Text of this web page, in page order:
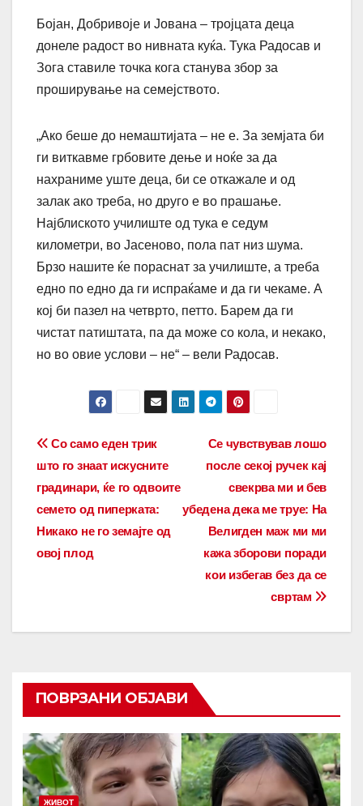
Бојан, Добривоје и Јована – тројцата деца
донеле радост во нивната куќа. Тука Радосав и
Зога ставиле точка кога станува збор за
проширување на семејството.
„Ако беше до немаштијата – не е. За земјата би
ги виткавме грбовите дење и ноќе за да
нахраниме уште деца, би се откажале и од
залак ако треба, но друго е во прашање.
Најблиското училиште од тука е седум
километри, во Јасеново, пола пат низ шума.
Брзо нашите ќе пораснат за училиште, а треба
едно по едно да ги испраќаме и да ги чекаме. А
кој би пазел на четврто, петто. Барем да ги
чистат патиштата, па да може со кола, и некако,
но во овие услови – не“ – вели Радосав.
Post
navigation
Се чувствував лошо
после секој ручек кај
свекрва ми и бев
убедена дека ме труе: На
Велигден маж ми ми
кажа зборови поради
кои избегав без да се
свртам
Со само еден трик
што го знаат искусните
градинари, ќе го одвоите
семето од пиперката:
Никако не го земајте од
овој плод
ПОВРЗАНИ ОБЈАВИ
ЖИВОТ